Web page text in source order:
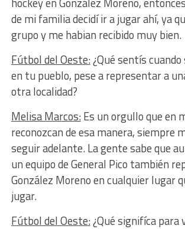
de mi familia decidí ir a jugar ahí, ya
grupo y me habian recibido muy bien.
Fútbol del Oeste:¿Qué sentís
en tu pueblo, pese a representar a
otra localidad?
Melisa Marcos:Es un orgullo que en
reconozcan de esa manera, siempre
seguir adelante. La gente sabe que
un equipo de General Pico también
González Moreno en cualquier lugar
jugar.
Fútbol del Oeste:¿Qué signifíca para